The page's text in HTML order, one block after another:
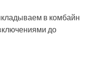
в комбайн
до